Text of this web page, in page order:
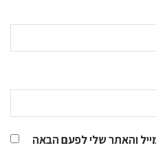
והאתר שלי לפעם הבאה